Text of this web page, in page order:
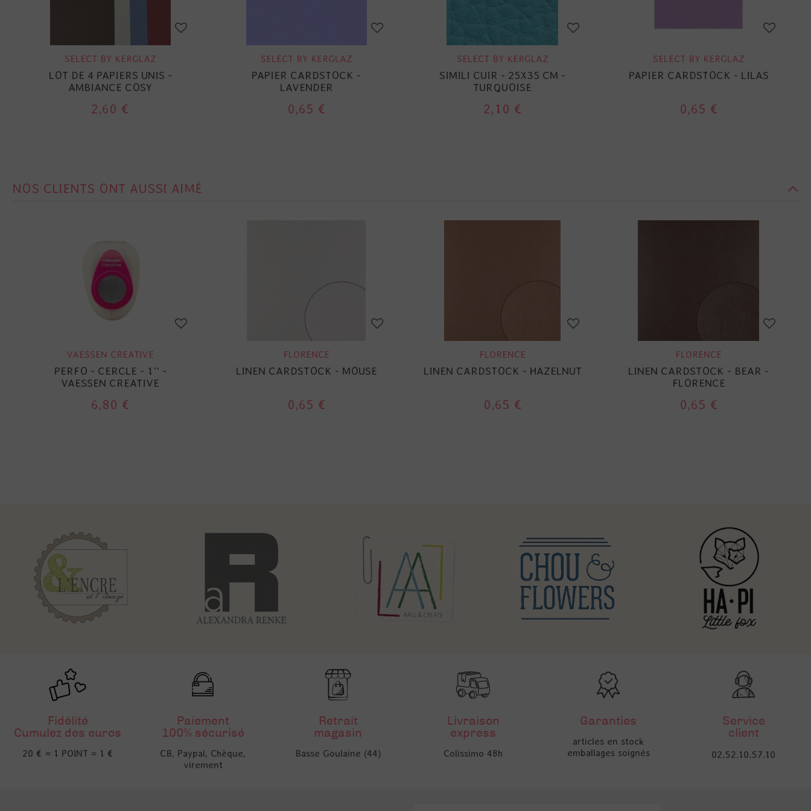
SELECT BY KERGLAZ
LOT DE 4 PAPIERS UNIS -
AMBIANCE COSY
2,60 €
SELECT BY KERGLAZ
PAPIER CARDSTOCK -
LAVENDER
0,65 €
SELECT BY KERGLAZ
SIMILI CUIR - 25X35 CM -
TURQUOISE
2,10 €
SELECT BY KERGLAZ
PAPIER CARDSTOCK - LILAS
0,65 €
NOS CLIENTS ONT AUSSI AIMÉ
VAESSEN CREATIVE
PERFO - CERCLE - 1'' -
VAESSEN CREATIVE
6,80 €
FLORENCE
LINEN CARDSTOCK - MOUSE
0,65 €
FLORENCE
LINEN CARDSTOCK - HAZELNUT
0,65 €
FLORENCE
LINEN CARDSTOCK - BEAR -
FLORENCE
0,65 €
Fidélité
Cumulez des euros
20 € = 1 POINT = 1 €
Paiement
100% sécurisé
CB, Paypal, Chèque,
virement
Retrait
magasin
Basse Goulaine (44)
Livraison
express
Colissimo 48h
Garanties
articles en stock
emballages soignés
Service
client
02.52.10.57.10